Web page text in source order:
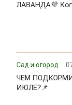
ЛАВАНДА💜
Сад и огород
ЧЕМ
ИЮЛЕ?📌